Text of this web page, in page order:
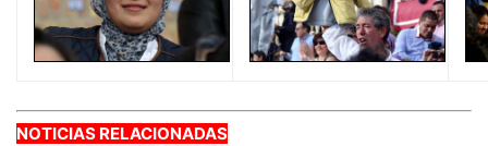
NOTICIAS RELACIONADAS